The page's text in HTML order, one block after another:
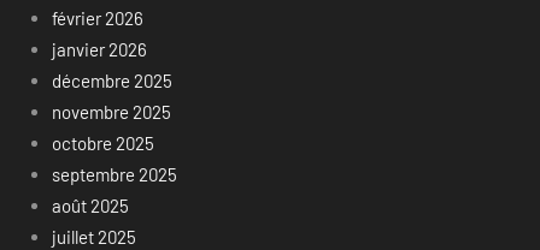
février 2026
janvier 2026
décembre 2025
novembre 2025
octobre 2025
septembre 2025
août 2025
juillet 2025